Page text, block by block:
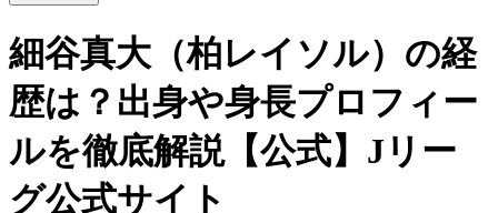
細谷真大（柏レイソル）の経
歴は？出身や身長プロフィー
ルを徹底解説【公式】Jリー
グ公式サイト